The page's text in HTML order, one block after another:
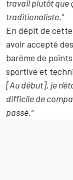
travail plutôt que
traditionaliste."
En dépit de
avoir accepté
barème de
sportive et
[Au début], je
difficile de
passé."